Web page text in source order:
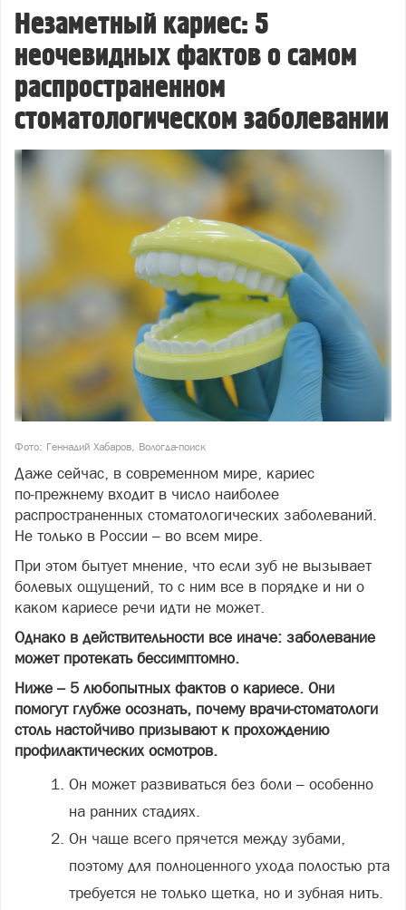
Незаметный кариес: 5
неочевидных фактов о самом
распространенном
стоматологическом заболевании
Фото: Геннадий Хабаров, Вологда-поиск
Даже сейчас, в современном мире, кариес
по‑прежнему входит в число наиболее
распространенных стоматологических заболеваний.
Не только в России – во всем мире.
При этом бытует мнение, что если зуб не вызывает
болевых ощущений, то с ним все в порядке и ни о
каком кариесе речи идти не может.
Однако в действительности все иначе: заболевание
может протекать бессимптомно.
Ниже – 5 любопытных фактов о кариесе. Они
помогут глубже осознать, почему врачи‑стоматологи
столь настойчиво призывают к прохождению
профилактических осмотров.
Он может развиваться без боли – особенно
на ранних стадиях.
Он чаще всего прячется между зубами,
поэтому для полноценного ухода полостью рта
требуется не только щетка, но и зубная нить.